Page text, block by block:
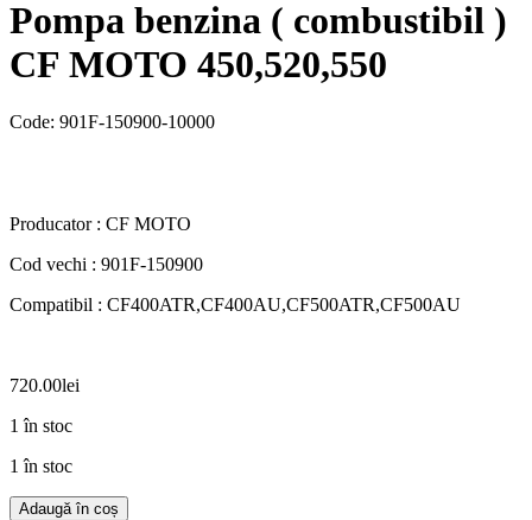
Pompa benzina ( combustibil )
CF MOTO 450,520,550
Code: 901F-150900-10000
Producator : CF MOTO
Cod vechi : 901F-150900
Compatibil : CF400ATR,CF400AU,CF500ATR,CF500AU
720.00lei
1 în stoc
1 în stoc
Adaugă în coș